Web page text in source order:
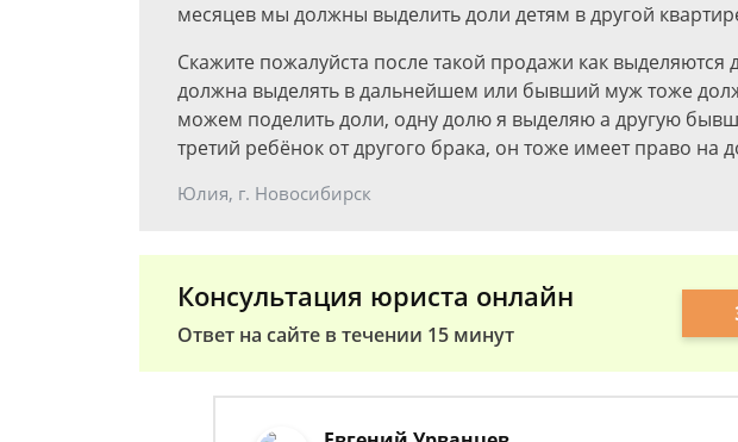
месяцев мы должны выделить доли детям в другой
Скажите пожалуйста после такой продажи как выделяются
должна выделять в дальнейшем или бывший муж тоже
можем поделить доли, одну долю я выделяю а другую
третий ребёнок от другого брака, он тоже имеет право на
Юлия, г. Новосибирск
Консультация юриста онлайн
Ответ на сайте в течении 15 минут